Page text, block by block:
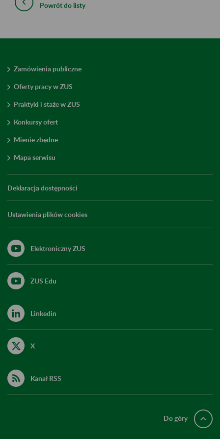
Powrót do listy
Zamówienia publiczne
Oferty pracy w ZUS
Praktyki i staże w ZUS
Konkursy ofert
Mienie zbędne
Mapa serwisu
Deklaracja dostępności
Ustawienia plików cookies
Elektroniczny ZUS
ZUS Edu
Linkedin
X
Kanał RSS
Do góry